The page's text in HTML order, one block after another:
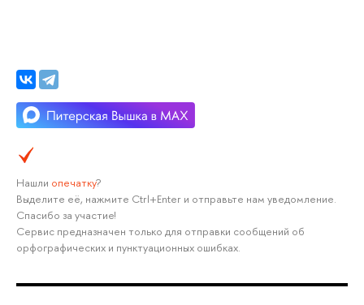
Нашли опечатку?
Выделите её, нажмите Ctrl+Enter и отправьте нам уведомление.
Спасибо за участие!
Сервис предназначен только для отправки сообщений об
орфографических и пунктуационных ошибках.